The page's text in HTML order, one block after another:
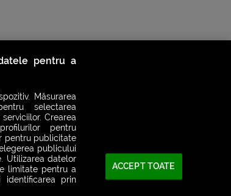
pentru a
Măsurarea
selectarea
Crearea
pentru
pentru publicitate
publicului
Utilizarea datelor
limitate pentru a
prin
ACCEPT TOATE